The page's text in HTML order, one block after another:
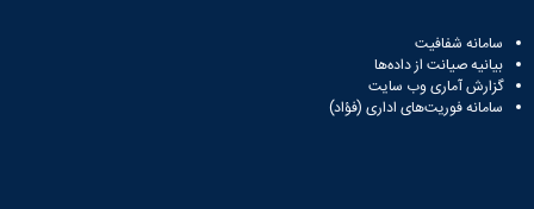
و
فناوری
نشریه
مطالعات
سامانه شفافیت
بیانیه صیانت از داده‌ها
گزارش آماری وب‌ سایت
سامانه فوریت‌های اداری (فؤاد)